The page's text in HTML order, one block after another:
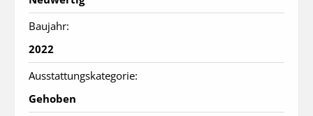
Baujahr:
2022
Ausstattungskategorie:
Gehoben